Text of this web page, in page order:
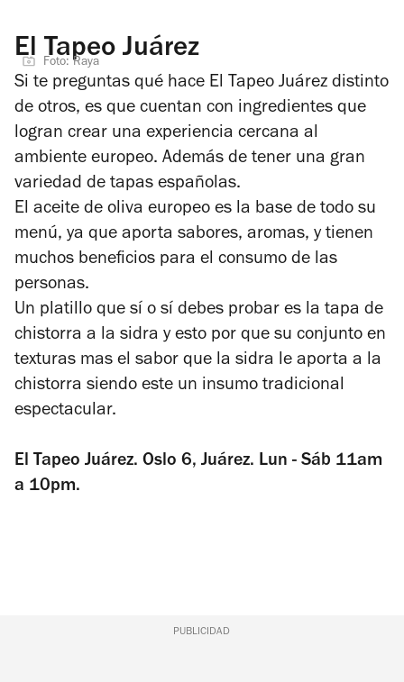
El Tapeo Juárez
Foto: Raya
Si te preguntas qué hace El Tapeo Juárez distinto
de otros, es que cuentan con ingredientes que
logran crear una experiencia cercana al
ambiente europeo. Además de tener una gran
variedad de tapas españolas.
El aceite de oliva europeo es la base de todo su
menú, ya que aporta sabores, aromas, y tienen
muchos beneficios para el consumo de las
personas.
Un platillo que sí o sí debes probar es la tapa de
chistorra a la sidra y esto por que su conjunto en
texturas mas el sabor que la sidra le aporta a la
chistorra siendo este un insumo tradicional
espectacular.
El Tapeo Juárez. Oslo 6, Juárez. Lun - Sáb 11am
a 10pm.
PUBLICIDAD